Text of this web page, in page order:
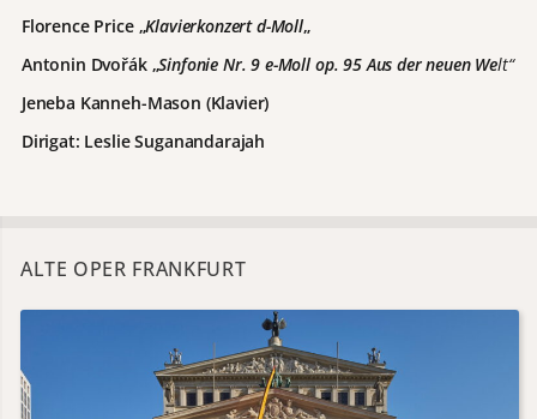
Florence Price „Klavierkonzert d-Moll„
Antonin Dvořák „Sinfonie Nr. 9 e-Moll op. 95 Aus der neuen Welt“
Jeneba Kanneh-Mason (Klavier)
Dirigat: Leslie Suganandarajah
ALTE OPER FRANKFURT